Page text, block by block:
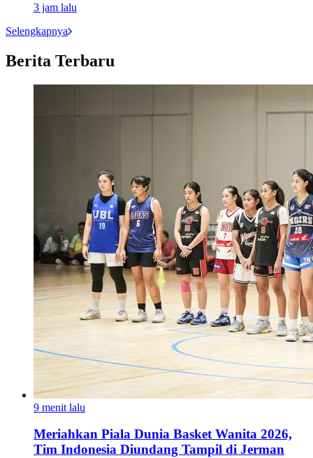
3 jam lalu
Selengkapnya
Berita Terbaru
9 menit lalu
Meriahkan Piala Dunia Basket Wanita 2026,
Tim Indonesia Diundang Tampil di Jerman